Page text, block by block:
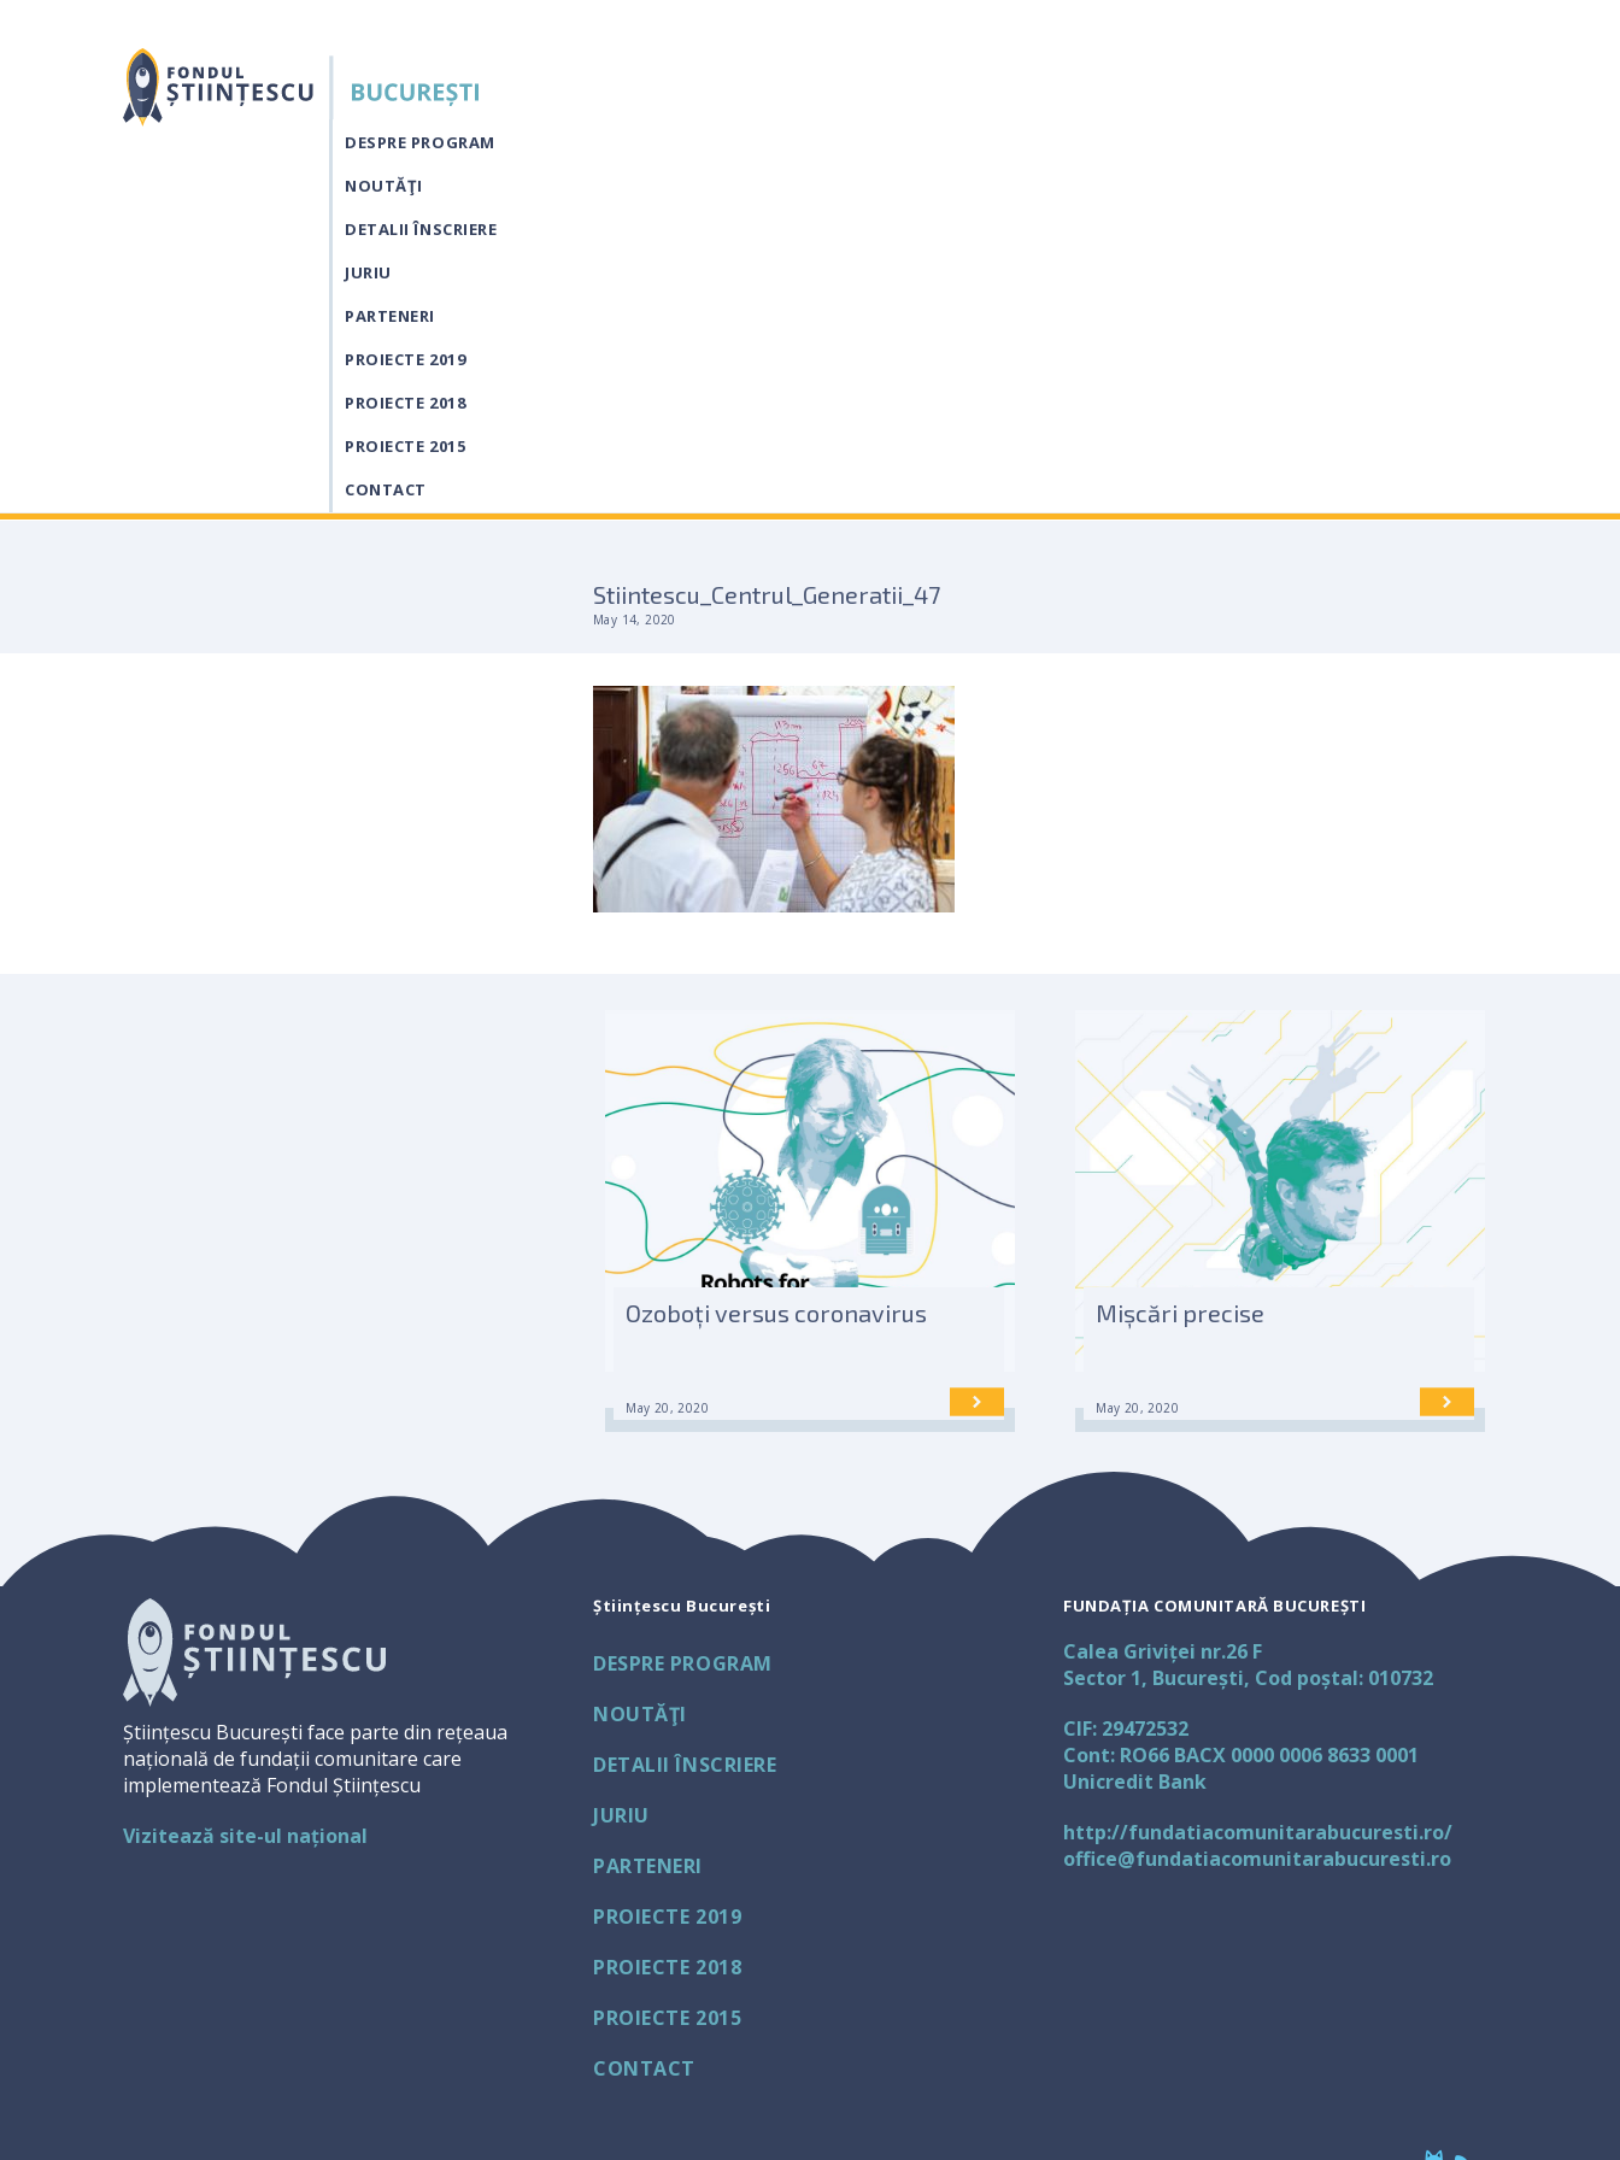
DESPRE PROGRAM
NOUTĂŢI
DETALII ÎNSCRIERE
JURIU
PARTENERI
PROIECTE 2019
PROIECTE 2018
PROIECTE 2015
CONTACT
Stiintescu_Centrul_Generatii_47
May 14, 2020
Ozoboți versus coronavirus
May 20, 2020
Mișcări precise
May 20, 2020
Științescu București face parte din rețeaua
națională de fundații comunitare care
implementează Fondul Științescu
Vizitează site-ul național
Științescu București
DESPRE PROGRAM
NOUTĂŢI
DETALII ÎNSCRIERE
JURIU
PARTENERI
PROIECTE 2019
PROIECTE 2018
PROIECTE 2015
CONTACT
FUNDAȚIA COMUNITARĂ BUCUREȘTI
Calea Griviței nr.26 F
Sector 1, București, Cod poștal: 010732
CIF: 29472532
Cont: RO66 BACX 0000 0006 8633 0001
Unicredit Bank
http://fundatiacomunitarabucuresti.ro/
office@fundatiacomunitarabucuresti.ro